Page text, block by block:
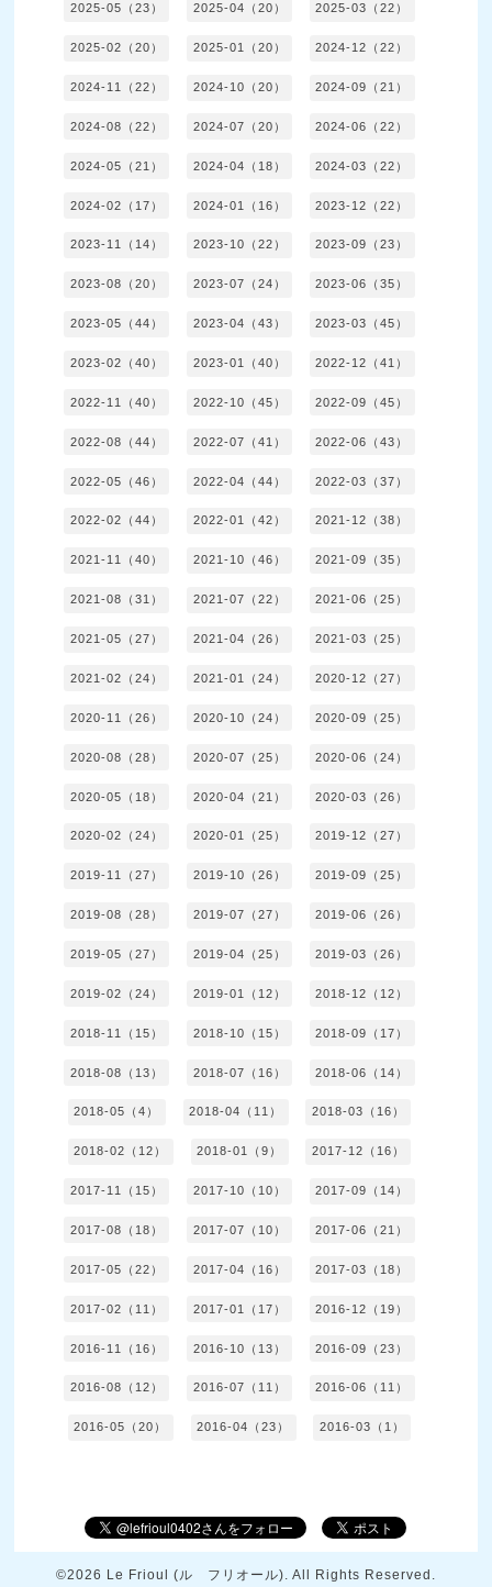
2025-05（23） 2025-04（20） 2025-03（22）
2025-02（20） 2025-01（20） 2024-12（22）
2024-11（22） 2024-10（20） 2024-09（21）
2024-08（22） 2024-07（20） 2024-06（22）
2024-05（21） 2024-04（18） 2024-03（22）
2024-02（17） 2024-01（16） 2023-12（22）
2023-11（14） 2023-10（22） 2023-09（23）
2023-08（20） 2023-07（24） 2023-06（35）
2023-05（44） 2023-04（43） 2023-03（45）
2023-02（40） 2023-01（40） 2022-12（41）
2022-11（40） 2022-10（45） 2022-09（45）
2022-08（44） 2022-07（41） 2022-06（43）
2022-05（46） 2022-04（44） 2022-03（37）
2022-02（44） 2022-01（42） 2021-12（38）
2021-11（40） 2021-10（46） 2021-09（35）
2021-08（31） 2021-07（22） 2021-06（25）
2021-05（27） 2021-04（26） 2021-03（25）
2021-02（24） 2021-01（24） 2020-12（27）
2020-11（26） 2020-10（24） 2020-09（25）
2020-08（28） 2020-07（25） 2020-06（24）
2020-05（18） 2020-04（21） 2020-03（26）
2020-02（24） 2020-01（25） 2019-12（27）
2019-11（27） 2019-10（26） 2019-09（25）
2019-08（28） 2019-07（27） 2019-06（26）
2019-05（27） 2019-04（25） 2019-03（26）
2019-02（24） 2019-01（12） 2018-12（12）
2018-11（15） 2018-10（15） 2018-09（17）
2018-08（13） 2018-07（16） 2018-06（14）
2018-05（4） 2018-04（11） 2018-03（16）
2018-02（12） 2018-01（9） 2017-12（16）
2017-11（15） 2017-10（10） 2017-09（14）
2017-08（18） 2017-07（10） 2017-06（21）
2017-05（22） 2017-04（16） 2017-03（18）
2017-02（11） 2017-01（17） 2016-12（19）
2016-11（16） 2016-10（13） 2016-09（23）
2016-08（12） 2016-07（11） 2016-06（11）
2016-05（20） 2016-04（23） 2016-03（1）
©2026 Le Frioul (ル フリオール). All Rights Reserved.